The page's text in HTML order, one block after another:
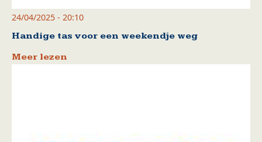
24/04/2025 - 20:10
Handige tas voor een weekendje weg
Meer lezen